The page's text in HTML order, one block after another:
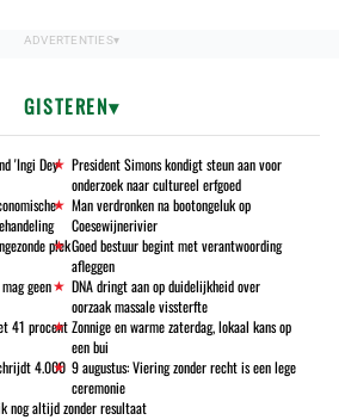
GISTEREN
'Ingi Dey' President Simons kondigt steun aan voor
onderzoek naar cultureel erfgoed
Man verdronken na bootongeluk op
Coesewijnerivier
plekGoed bestuur begint met verantwoording
afleggen
geen
DNA dringt aan op duidelijkheid over
oorzaak massale vissterfte
41 procentZonnige en warme zaterdag, lokaal kans op
een bui
4.000 9 augustus: Viering zonder recht is een lege
ceremonie
nog altijd zonder resultaat